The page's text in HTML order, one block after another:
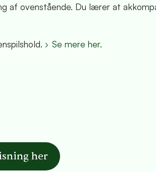
af ovenstående. Du lærer at
Se mere her.
her